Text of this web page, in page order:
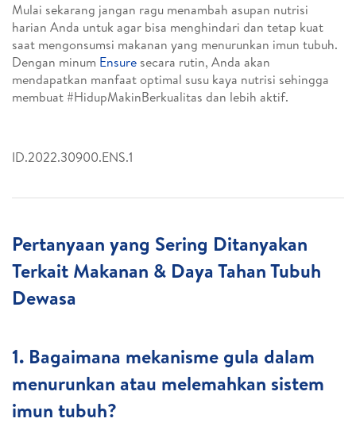
Mulai sekarang jangan ragu menambah asupan nutrisi
harian Anda untuk agar bisa menghindari dan tetap kuat
saat mengonsumsi makanan yang menurunkan imun tubuh.
Dengan minum Ensure secara rutin, Anda akan
mendapatkan manfaat optimal susu kaya nutrisi sehingga
membuat #HidupMakinBerkualitas dan lebih aktif.
ID.2022.30900.ENS.1
Pertanyaan yang Sering Ditanyakan
Terkait Makanan & Daya Tahan Tubuh
Dewasa
1. Bagaimana mekanisme gula dalam
menurunkan atau melemahkan sistem
imun tubuh?